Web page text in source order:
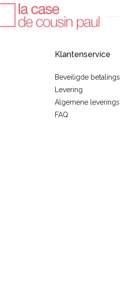
Klantenservice
Beveiligde
Levering
Algemene
FAQ